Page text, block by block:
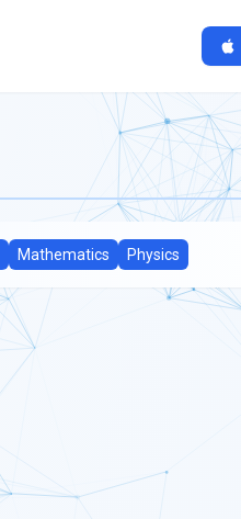
Mathematics Physics